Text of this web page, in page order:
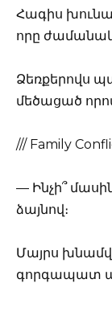
Հագիս
որը
Ձեռքերովս
մեծացած
/// Family
— Ինչի՞
ձայնով։
Մայրս
գորգապատ